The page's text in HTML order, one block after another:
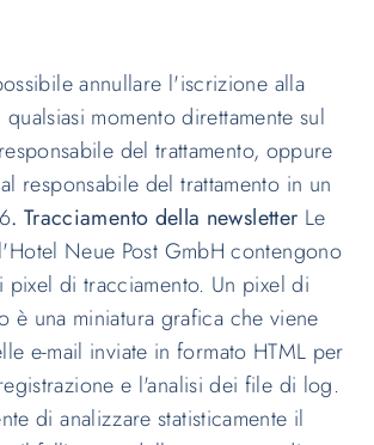
annullare l'iscrizione alla
momento direttamente sul
del trattamento, oppure
responsabile del trattamento in un
. Tracciamento della newsletter Le
Neue Post GmbH contengono
pixel di tracciamento. Un pixel di
è una miniatura grafica che viene
e-mail inviate in formato HTML per
e l'analisi dei file di log.
di analizzare statisticamente il